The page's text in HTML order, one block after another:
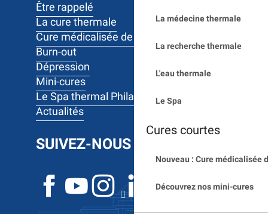
La médecine thermale
La recherche thermale
L'eau thermale
Le Spa
Cures courtes
Nouveau : Cure médicalisée
Découvrez nos mini-cures
Être rappelé
La cure thermale
Cure médicalisée de 10 jours
Burn-out
Dépression
Mini-cures
Le Spa thermal Philae
Actualités
SUIVEZ-NOUS